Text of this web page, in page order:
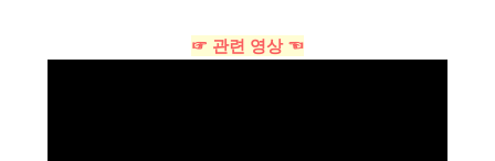
☞ 관련 영상 ☜